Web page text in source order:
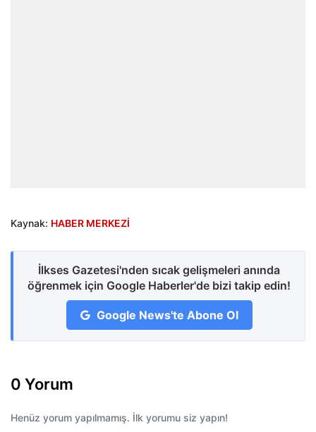
Kaynak: HABER MERKEZİ
İlkses Gazetesi'nden sıcak gelişmeleri anında
öğrenmek için Google Haberler'de bizi takip edin!
Google News'te Abone Ol
0 Yorum
Henüz yorum yapılmamış. İlk yorumu siz yapın!